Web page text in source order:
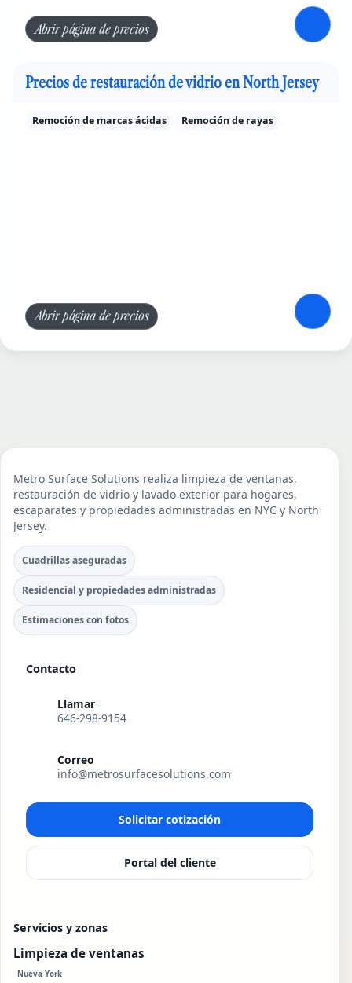
Abrir página de precios
Precios de restauración de vidrio en North Jersey
Remoción de marcas ácidas Remoción de rayas
Abrir página de precios
Metro Surface Solutions realiza limpieza de ventanas,
restauración de vidrio y lavado exterior para hogares,
escaparates y propiedades administradas en NYC y North
Jersey.
Cuadrillas aseguradas
Residencial y propiedades administradas
Estimaciones con fotos
Contacto
Llamar
646-298-9154
Correo
info@metrosurfacesolutions.com
Solicitar cotización
Portal del cliente
Servicios y zonas
Limpieza de ventanas
Nueva York